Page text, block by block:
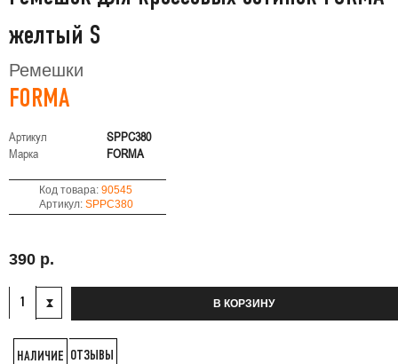
желтый S
Ремешки
FORMA
Артикул
SPPC380
Марка
FORMA
Код товара: 90545
Артикул: SPPC380
390 р.
В КОРЗИНУ
НАЛИЧИЕ ОТЗЫВЫ